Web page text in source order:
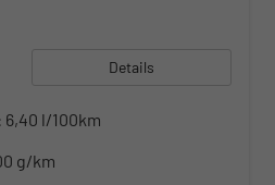
Details
6,40 l/100km
g/km